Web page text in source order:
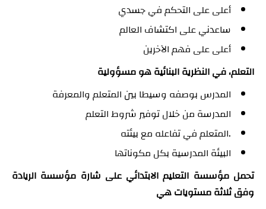
أعلى على التحكم في جسدي
ساعدني على اكتشاف العالم
أعلى على فهم الآخرين
التعلم، في النظرية البنائية هو مسؤولية
المدرس بوصفه وسيطا بين المتعلم والمعرفة
المدرسة من خلال توفير شروط التعلم
.المتعلم في تفاعله مع بيئته
البيئة المدرسية بكل مكوناتها
تحمل مؤسسة التعليم الابتدائي على شارة مؤسسة الريادة
وفق ثلاثة مستويات هي